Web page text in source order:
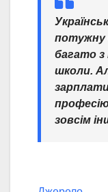
потужну
багато з
школи.
зовсім